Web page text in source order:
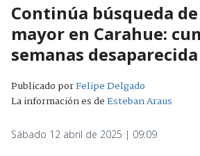
Continúa búsqueda
mayor en Carahue:
semanas desaparecida
Publicado porFelipe Delgado
La información es deEsteban Araus
Sábado 12 abril de 2025 | 09:09